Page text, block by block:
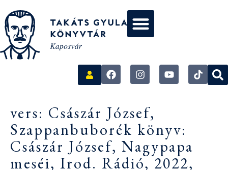
vers: Császár József,
Szappanbuborék könyv:
Császár József, Nagypapa
meséi, Irod. Rádió, 2022,